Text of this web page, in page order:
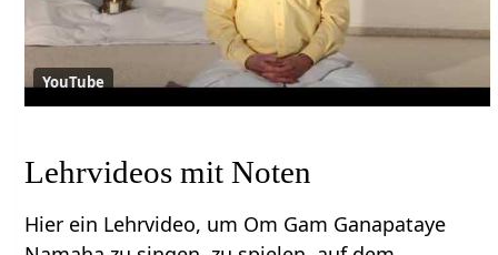
YouTube
Lehrvideos mit Noten
Hier ein Lehrvideo, um Om Gam Ganapataye